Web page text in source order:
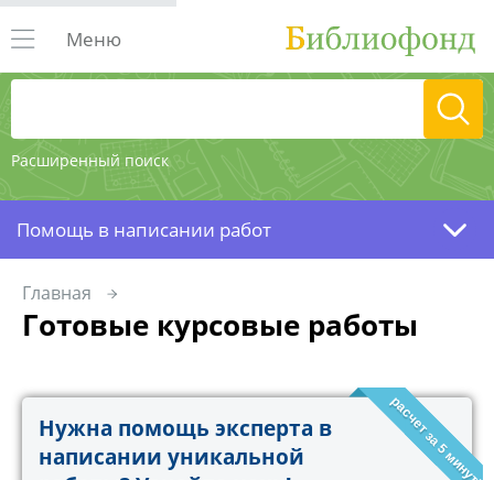
Расширенный поиск
Меню
Помощь в написании работ
Главная
Готовые курсовые работы
расчет за 5 минут!
Нужна помощь эксперта в
написании уникальной